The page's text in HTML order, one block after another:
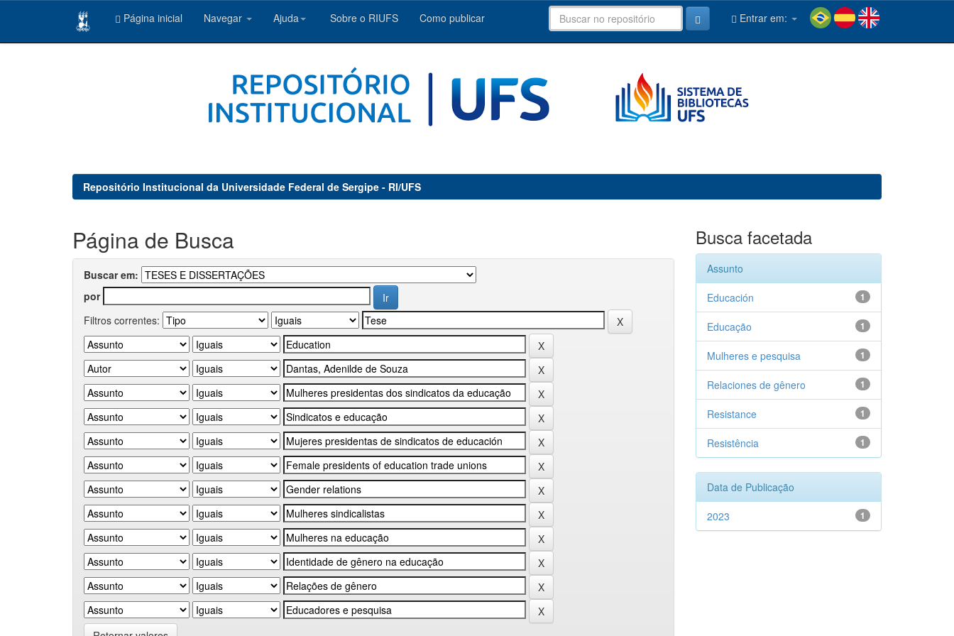
Página inicial Navegar Ajuda Sobre o RIUFS Como publicar Entrar em:
Repositório Institucional da Universidade Federal de Sergipe - RI/UFS
Página de Busca
Buscar em:
por
Filtros correntes:
Busca facetada
Assunto
1
Educación
1
Educação
1
Mulheres e pesquisa
1
Relaciones de gênero
1
Resistance
1
Resistência
Data de Publicação
1
2023